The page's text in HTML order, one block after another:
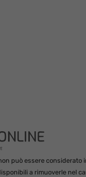
può essere considerato
a rimuoverle nel